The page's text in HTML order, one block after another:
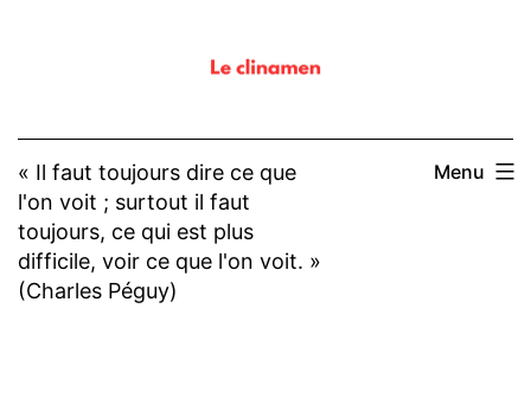
« Il faut toujours dire ce que
l'on voit ; surtout il faut
toujours, ce qui est plus
difficile, voir ce que l'on voit. »
(Charles Péguy)
Menu